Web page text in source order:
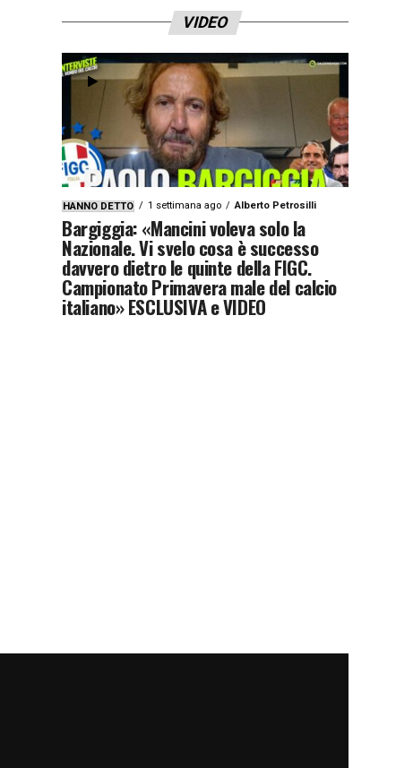
VIDEO
HANNO DETTO 1 settimana ago Alberto Petrosilli
Bargiggia: «Mancini voleva solo la
Nazionale. Vi svelo cosa è successo
davvero dietro le quinte della FIGC.
Campionato Primavera male del calcio
italiano» ESCLUSIVA e VIDEO